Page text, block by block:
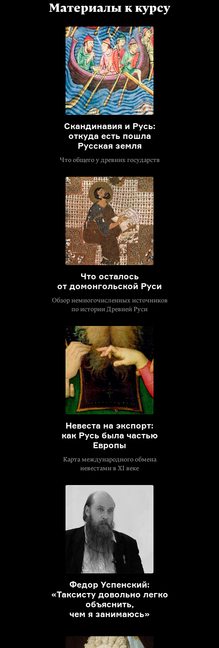
Материалы к курсу
Скандинавия и Русь:
откуда есть пошла
Русская земля
Что общего у древних государств
Что осталось
от домонгольской Руси
Обзор немногочисленных источников
по истории Древней Руси
Невеста на экспорт:
как Русь была частью
Европы
Карта международного обмена
невестами в XI веке
Федор Успенский:
«Таксисту довольно легко
объяснить,
чем я занимаюсь»